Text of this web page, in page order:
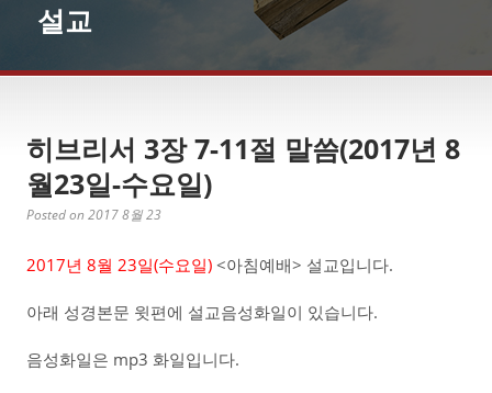
설교
히브리서 3장 7-11절 말씀(2017년 8
월23일-수요일)
Posted on 2017 8월 23
2017년 8월 23일(수요일) <아침예배> 설교입니다.
아래 성경본문 윗편에 설교음성화일이 있습니다.
음성화일은 mp3 화일입니다.